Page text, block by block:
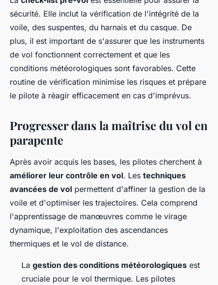
sécurité. Elle inclut la vérification de l'intégrité de la
voile, des suspentes, du harnais et du casque. De
plus, il est important de s'assurer que les instruments
de vol fonctionnent correctement et que les
conditions météorologiques sont favorables. Cette
routine de vérification minimise les risques et prépare
le pilote à réagir efficacement en cas d'imprévus.
Progresser dans la maîtrise du vol en
parapente
Après avoir acquis les bases, les pilotes cherchent à
améliorer leur contrôle en vol. Les techniques
avancées de vol permettent d'affiner la gestion de la
voile et d'optimiser les trajectoires. Cela comprend
l'apprentissage de manœuvres comme le virage
dynamique, l'exploitation des ascendances
thermiques et le vol de distance.
La gestion des conditions météorologiques est
cruciale pour le vol thermique. Les pilotes